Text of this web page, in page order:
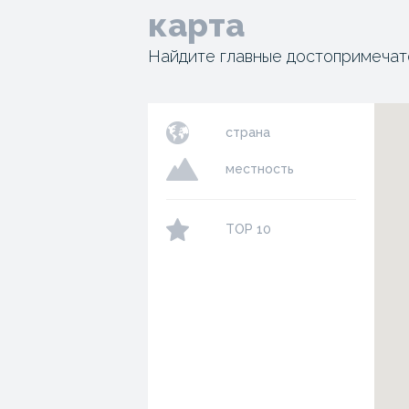
карта
Найдите главные
страна
местность
TOP 10